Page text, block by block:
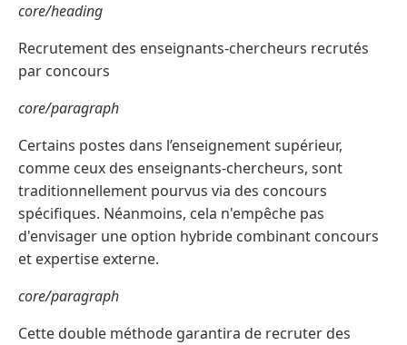
core/heading
Recrutement des enseignants-chercheurs recrutés
par concours
core/paragraph
Certains postes dans l’enseignement supérieur,
comme ceux des enseignants-chercheurs, sont
traditionnellement pourvus via des concours
spécifiques. Néanmoins, cela n'empêche pas
d'envisager une option hybride combinant concours
et expertise externe.
core/paragraph
Cette double méthode garantira de recruter des